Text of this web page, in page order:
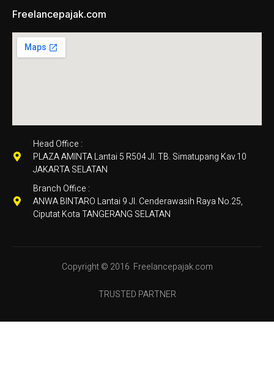
Freelancepajak.com
Head Office :
PLAZA AMINTA Lantai 5 R504 Jl. TB. Simatupang Kav.10
JAKARTA SELATAN
Branch Office :
ANWA BINTARO Lantai 9 Jl. Cenderawasih Raya No.25,
Ciputat Kota TANGERANG SELATAN
Copyright © 2016 Freelancepajak.com
TRUSTED PARTNER